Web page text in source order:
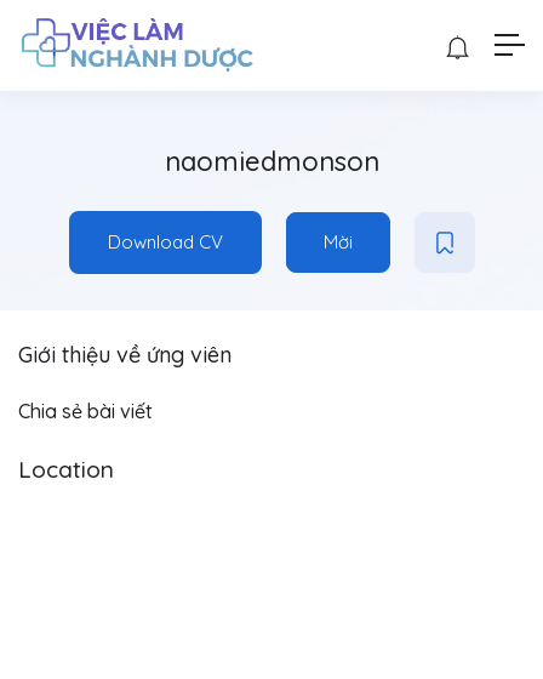
naomiedmonson
Download CV Mời
Giới thiệu về ứng viên
Chia sẻ bài viết
Location